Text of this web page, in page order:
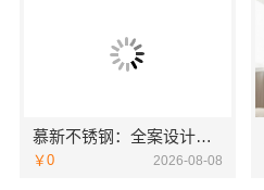
慕新不锈钢：全案设计卫生间304材质
￥0 2026-08-08